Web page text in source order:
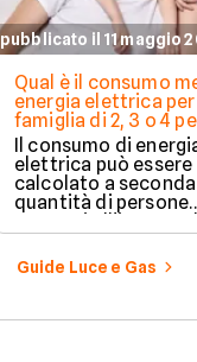
pubblicato il 11 maggio
Qual è il consumo
energia elettrica per
famiglia di 2, 3 o 4
Il consumo di
elettrica può essere
calcolato a
quantità di persone
presenti all'interno
determinato
numerosi i fattori
influenzano questo
considerazione per
Guide Luce e Gas